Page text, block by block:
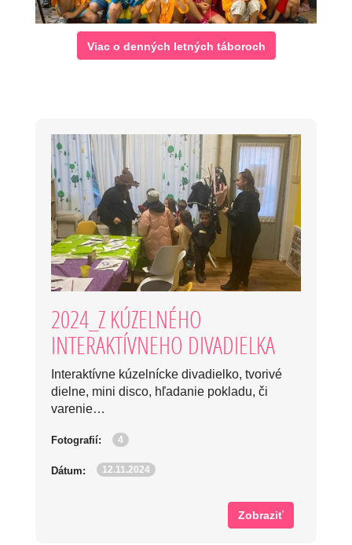
Viac o denných letných táboroch
2024_Z KÚZELNÉHO
INTERAKTÍVNEHO DIVADIELKA
Interaktívne kúzelnícke divadielko, tvorivé
dielne, mini disco, hľadanie pokladu, či
varenie…
Fotografií: 4
Dátum: 12.11.2024
Zobraziť